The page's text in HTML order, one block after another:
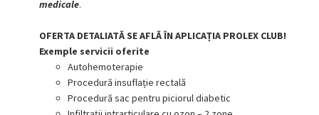
medicale.
OFERTA DETALIATĂ SE AFLĂ ÎN APLICAȚIA PROLEX CLUB!
Exemple servicii oferite
Autohemoterapie
Procedură insuflație rectală
Procedură sac pentru piciorul diabetic